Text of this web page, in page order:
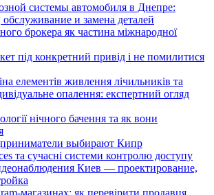
системы автомобиля в Днепре:
обслуживание и замена деталей
брокера як частина міжнародної
під конкретний привід і не помилитися
елементів живлення лічильників та
опалення: експертний огляд
нічного бачення та як вони
выбирают Кипр
та сучасні системи контролю доступу
Киев — проектирование,
магазинах: як перевірити продавця